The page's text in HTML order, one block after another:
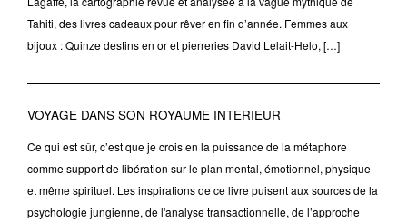
Tahiti, des livres cadeaux pour rêver en fin d’année. Femmes aux
bijoux : Quinze destins en or et pierreries David Lelait-Helo, […]
VOYAGE DANS SON ROYAUME INTERIEUR
Ce qui est sûr, c’est que je crois en la puissance de la métaphore
comme support de libération sur le plan mental, émotionnel, physique
et même spirituel. Les inspirations de ce livre puisent aux sources de la
psychologie jungienne, de l'analyse transactionnelle, de l’approche